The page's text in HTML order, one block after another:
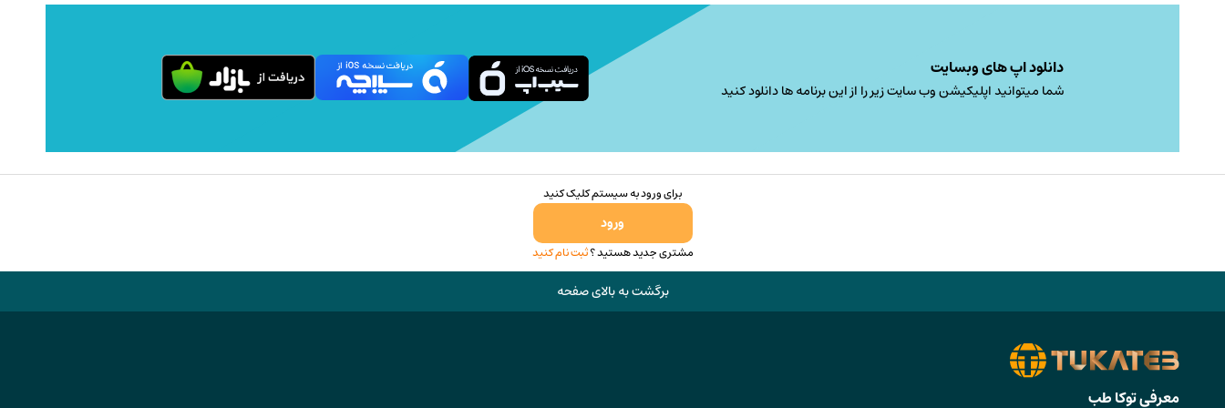
در
محصول
انتخاب
شوند
دانلود اپ های وبسایت
شما میتوانید اپلیکیشن وب سایت زیر را از این برنامه ها دانلود کنید
برای ورود به سیستم کلیک کنید
ورود
مشتری جدید هستید ؟ثبت نام کنید
برگشت به بالای صفحه
معرفی توکا طب